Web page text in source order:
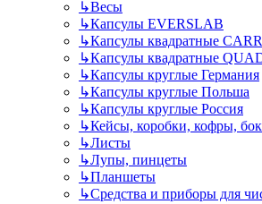
↳Весы
↳Капсулы EVERSLAB
↳Капсулы квадратные
↳Капсулы квадратные
↳Капсулы круглые Германия
↳Капсулы круглые Польша
↳Капсулы круглые Россия
↳Кейсы, коробки, кофры,
↳Листы
↳Лупы, пинцеты
↳Планшеты
↳Средства и приборы для